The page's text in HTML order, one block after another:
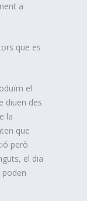
a
que es
el
diuen des
la
que
però
el dia